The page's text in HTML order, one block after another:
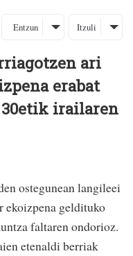
Entzun Itzuli
ari
erabat
30etik irailaren
ostegunean langileei
ekoizpena geldituko
faltaren ondorioz.
etenaldi berriak